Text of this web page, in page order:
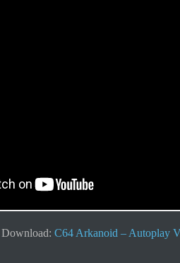
Download: C64 Arkanoid – Autoplay